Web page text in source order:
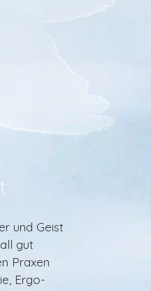
und Geist
gut
Praxen
Ergo­